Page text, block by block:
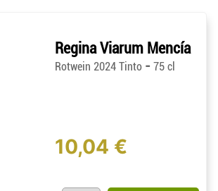
Regina Viarum Mencía
Rotwein 2024 Tinto -75 cl
10,04 €